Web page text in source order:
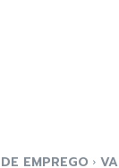
EMPREGO